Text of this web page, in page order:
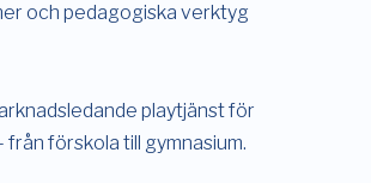
och pedagogiska verktyg
playtjänst för
förskola till gymnasium.